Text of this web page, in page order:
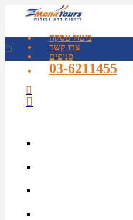
ביטול עסקה
צרו קשר
סניפים
03-6211455